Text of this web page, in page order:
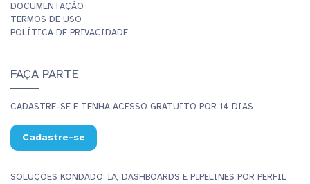
DOCUMENTAÇÃO
TERMOS DE USO
POLÍTICA DE PRIVACIDADE
FAÇA PARTE
CADASTRE-SE E TENHA ACESSO GRATUITO POR 14 DIAS
Cadastre-se
SOLUÇÕES KONDADO: IA, DASHBOARDS E PIPELINES POR PERFIL